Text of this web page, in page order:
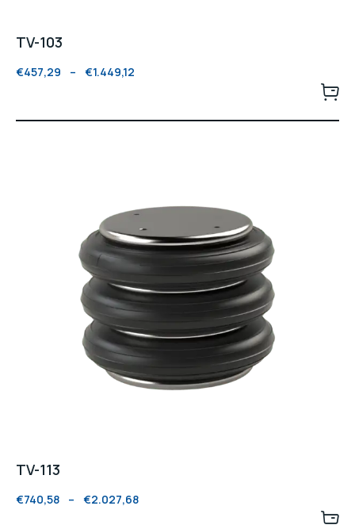
TV-103
€457,29 – €1.449,12
TV-113
€740,58 – €2.027,68